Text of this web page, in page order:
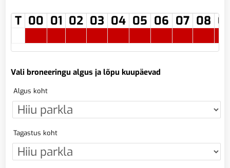
T 00 01 02 03 04 05 06 07 08
Vali broneeringu algus ja lõpu kuupäevad
Algus koht
Tagastus koht